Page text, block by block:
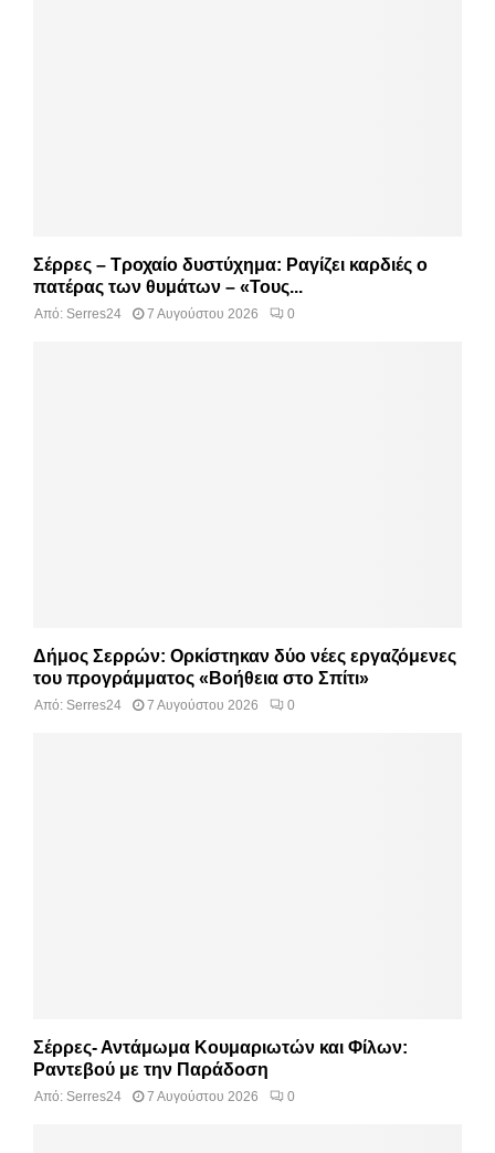
Σέρρες – Τροχαίο δυστύχημα: Ραγίζει καρδιές ο
πατέρας των θυμάτων – «Τους...
Από: Serres24 7 Αυγούστου 2026 0
Δήμος Σερρών: Ορκίστηκαν δύο νέες εργαζόμενες
του προγράμματος «Βοήθεια στο Σπίτι»
Από: Serres24 7 Αυγούστου 2026 0
Σέρρες- Αντάμωμα Κουμαριωτών και Φίλων:
Ραντεβού με την Παράδοση
Από: Serres24 7 Αυγούστου 2026 0